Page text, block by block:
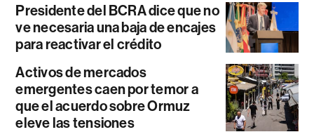
Presidente del BCRA dice que no
ve necesaria una baja de encajes
para reactivar el crédito
Activos de mercados
emergentes caen por temor a
que el acuerdo sobre Ormuz
eleve las tensiones